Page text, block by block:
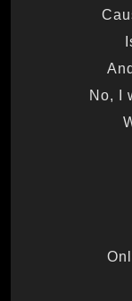
No, I